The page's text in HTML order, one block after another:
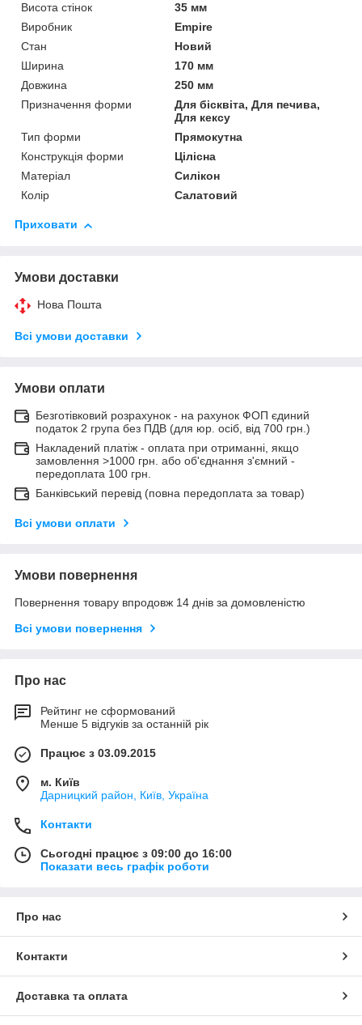
Висота стінок
35 мм
Виробник
Empire
Стан
Новий
Ширина
170 мм
Довжина
250 мм
Призначення форми
Для бісквіта, Для печива,
Для кексу
Тип форми
Прямокутна
Конструкція форми
Цілісна
Матеріал
Силікон
Колір
Салатовий
Приховати
Умови доставки
Нова Пошта
Всі умови доставки
Умови оплати
Безготівковий розрахунок - на рахунок ФОП єдиний
податок 2 група без ПДВ (для юр. осіб, від 700 грн.)
Накладений платіж - оплата при отриманні, якщо
замовлення >1000 грн. або об'єднання з'ємний -
передоплата 100 грн.
Банківський перевід (повна передоплата за товар)
Всі умови оплати
Умови повернення
Повернення товару впродовж 14 днів за домовленістю
Всі умови повернення
Про нас
Рейтинг не сформований
Менше 5 відгуків за останній рік
Працює з 03.09.2015
м. Київ
Дарницкий район, Київ, Україна
Контакти
Сьогодні працює з 09:00 до 16:00
Показати весь графік роботи
Про нас
Контакти
Доставка та оплата